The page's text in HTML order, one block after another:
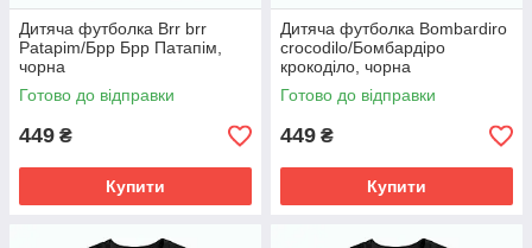
Дитяча футболка Brr brr
Patapim/Брр Брр Патапім,
чорна
Готово до відправки
449 ₴
Купити
Дитяча футболка Bombardiro
crocodilo/Бомбардіро
крокоділо, чорна
Готово до відправки
449 ₴
Купити